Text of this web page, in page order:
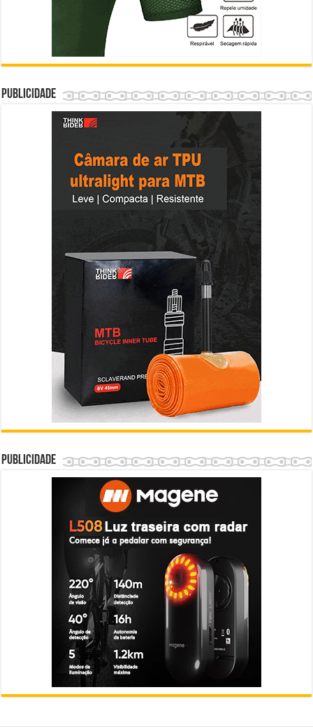
Publicidade
Publicidade